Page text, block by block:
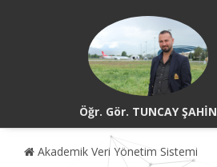
Öğr. Gör. TUNCAY ŞAHİN
Akademik Veri Yönetim Sistemi